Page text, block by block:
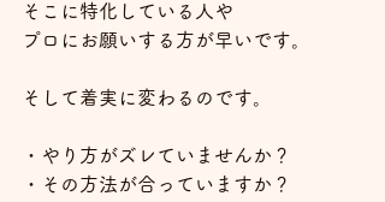
そこに特化している人や
プロにお願いする方が早いです。
そして着実に変わるのです。
・やり方がズレていませんか？
・その方法が合っていますか？